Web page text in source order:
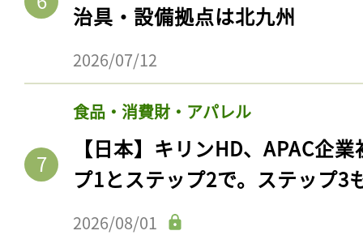
治具・設備拠点は北九州
2026/07/12
食品・消費財・アパレル
【日本】キリンHD、APAC企
プ1とステップ2で。ステップ3
2026/08/01